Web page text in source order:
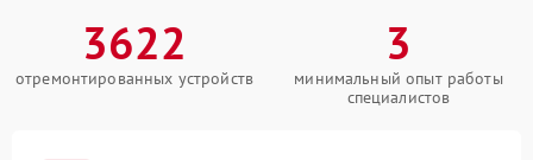
3622
отремонтированных устройств
3
минимальный опыт работы
специалистов